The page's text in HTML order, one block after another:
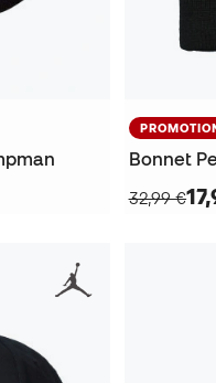
Bonnet
32,99 €